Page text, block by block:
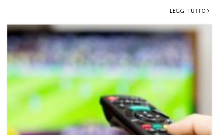
LEGGI TUTTO